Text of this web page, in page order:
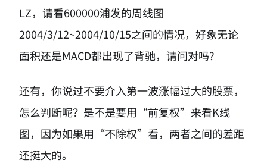
LZ，请看600000浦发的周线图
2004/3/12~2004/10/15之间的情况，好象无论
面积还是MACD都出现了背驰，请问对吗?
还有，你说过不要介入第一波涨幅过大的股票，
怎么判断呢？是不是要用“前复权”来看K线
图，因为如果用“不除权”看，两者之间的差距
还挺大的。